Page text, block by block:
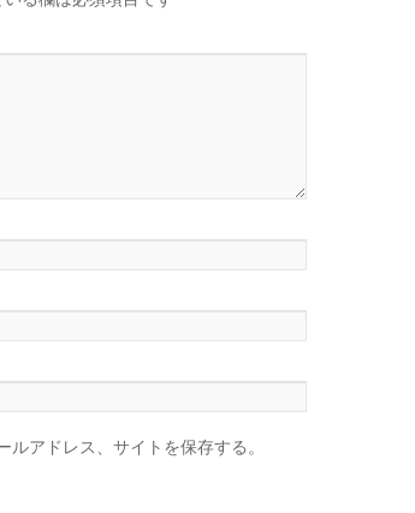
アドレス、サイトを保存する。